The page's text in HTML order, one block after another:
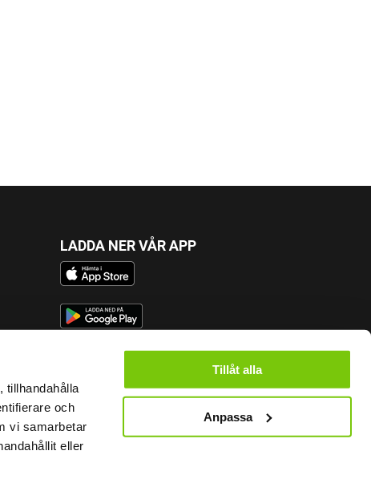
tillhandahålla
och
vi samarbetar
eller
Tillåt alla
Anpassa
LADDA NER VÅR APP
FÖLJ OSS
KONTAKT